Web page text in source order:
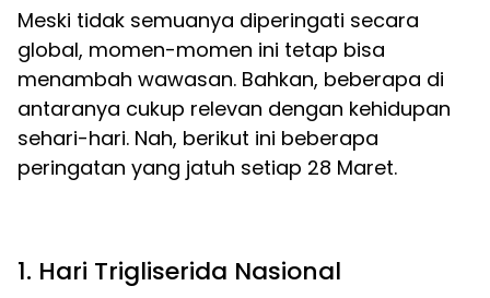
Meski tidak semuanya diperingati secara
global, momen-momen ini tetap bisa
menambah wawasan. Bahkan, beberapa di
antaranya cukup relevan dengan kehidupan
sehari-hari. Nah, berikut ini beberapa
peringatan yang jatuh setiap 28 Maret.
1. Hari Trigliserida Nasional